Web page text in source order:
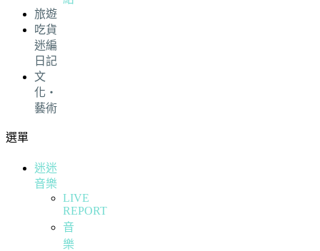
旅遊
吃貨
迷編
日記
文
化・
藝術
選單
迷迷
音樂
LIVE
REPORT
音
樂